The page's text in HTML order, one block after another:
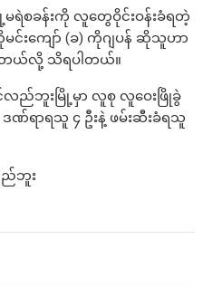
ရဲစခန်းကို လူတွေဝိုင်းဝန်းခံရတဲ့
င်းကျော် (ခ) ကိုဂျပန် ဆိုသူဟာ
ယ်လို့ သိရပါတယ်။
လည်ဘူးမြို့မှာ လူစု လူဝေးဖြိုခွဲ
ရာရသူ ၄ ဦးနဲ့ ဖမ်းဆီးခံရသူ
ည်ဘူး